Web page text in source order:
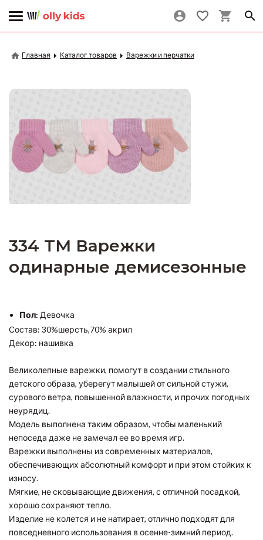
Главная Каталог товаров Варежки и перчатки
334 TM Варежки
одинарные демисезонные
Пол: Девочка
Состав: 30%шерсть,70% акрил
Декор: нашивка
Великолепные варежки, помогут в создании стильного
детского образа, уберегут малышей от сильной стужи,
сурового ветра, повышенной влажности, и прочих погодных
неурядиц.
Модель выполнена таким образом, чтобы маленький
непоседа даже не замечал ее во время игр.
Варежки выполнены из современных материалов,
обеспечивающих абсолютный комфорт и при этом стойких к
износу.
Мягкие, не сковывающие движения, с отличной посадкой,
хорошо сохраняют тепло.
Изделие не колется и не натирает, отлично подходят для
повседневного использования в осенне-зимний период.